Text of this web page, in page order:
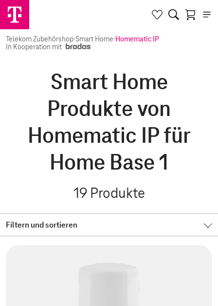
Telekom Zubehörshop·Smart Home·Homematic IP
In Kooperation mit
Smart Home
Produkte von
Homematic IP für
Home Base 1
19 Produkte
Filtern und sortieren